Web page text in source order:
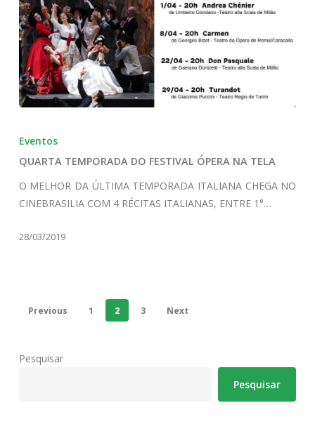
FESTIVAL
ÓPERA
NA
Eventos
QUARTA TEMPORADA DO FESTIVAL ÓPERA NA TELA
O MELHOR DA ÚLTIMA TEMPORADA ITALIANA CHEGA NO
CINEBRASILIA COM 4 RÉCITAS ITALIANAS, ENTRE 1°…
28/03/2019
Previous 1 2 3 Next
Pesquisar
Pesquisar